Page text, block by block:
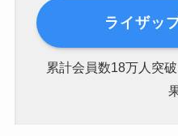
ライザッ
累計会員数18万人突